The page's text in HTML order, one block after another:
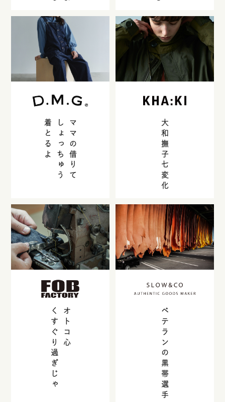
ママの借りて
しょっちゅう
着とるよ 大和撫子七変化
オトコ心
くすぐり過ぎじゃ ベテランの黒帯選手